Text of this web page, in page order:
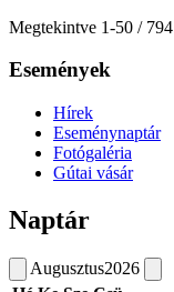
Megtekintve 1-50 / 794
Események
Hírek
Eseménynaptár
Fotógaléria
Gútai vásár
Naptár
Augusztus2026